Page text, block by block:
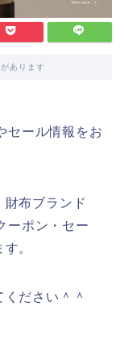
あります
セール情報をお
財布ブランド
ーポン・セー
。
ださい＾＾